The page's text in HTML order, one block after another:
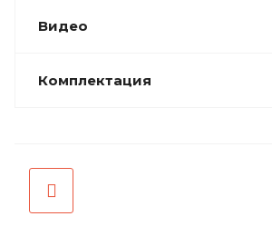
Видео
Комплектация